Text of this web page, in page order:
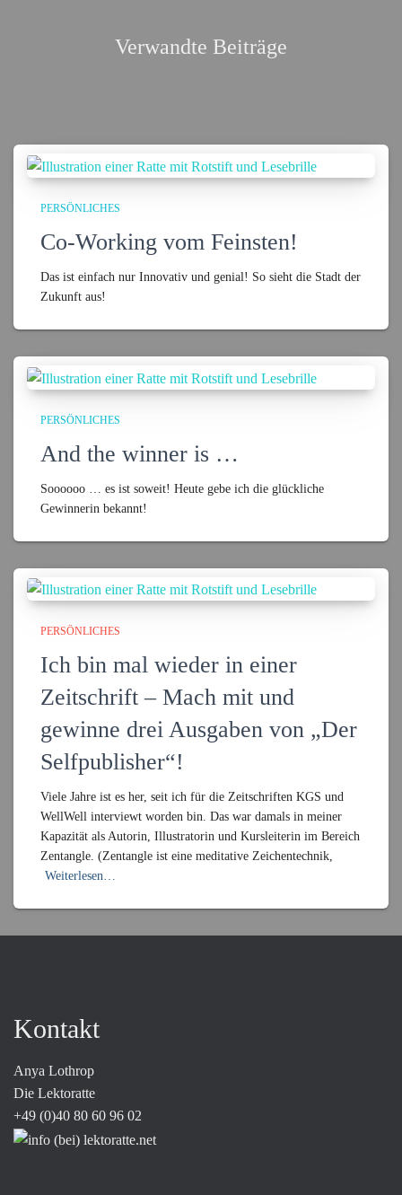
Verwandte Beiträge
PERSÖNLICHES
Co-Working vom Feinsten!
Das ist einfach nur Innovativ und genial! So sieht die Stadt der
Zukunft aus!
PERSÖNLICHES
And the winner is …
Soooooo … es ist soweit! Heute gebe ich die glückliche
Gewinnerin bekannt!
PERSÖNLICHES
Ich bin mal wieder in einer
Zeitschrift – Mach mit und
gewinne drei Ausgaben von „Der
Selfpublisher“!
Viele Jahre ist es her, seit ich für die Zeitschriften KGS und
WellWell interviewt worden bin. Das war damals in meiner
Kapazität als Autorin, Illustratorin und Kursleiterin im Bereich
Zentangle. (Zentangle ist eine meditative Zeichentechnik,
Weiterlesen…
Kontakt
Anya Lothrop
Die Lektoratte
+49 (0)40 80 60 96 02